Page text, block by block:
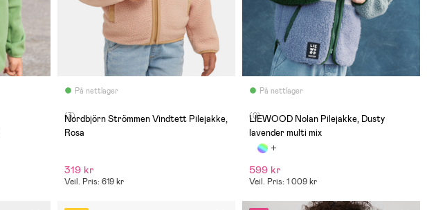
På nettlager
(3)
Nordbjörn Strömmen Vindtett Pilejakke,
Rosa
319 kr
Veil. Pris: 619 kr
På nettlager
(0)
LIEWOOD Nolan Pilejakke, Dusty
lavender multi mix
599 kr
Veil. Pris: 1 009 kr